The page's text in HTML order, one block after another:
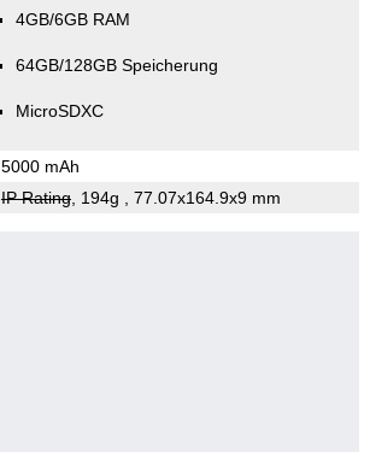
4GB/6GB RAM
64GB/128GB Speicherung
MicroSDXC
5000 mAh
IP Rating, 194g , 77.07x164.9x9 mm